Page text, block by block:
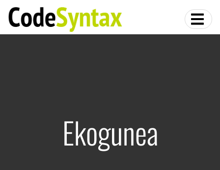
Ekogunea